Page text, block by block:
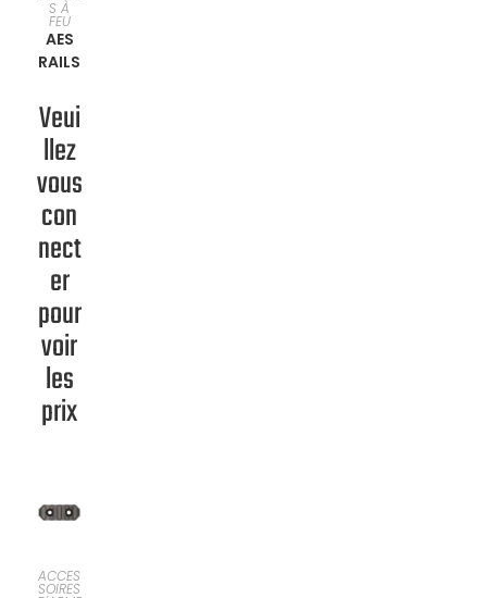
ONNER
UNE
S À
FEU
AES
RAILS
Veui
llez
vous
con
nect
er
pour
voir
les
prix
SÉLECTI
ACCES
SOIRES